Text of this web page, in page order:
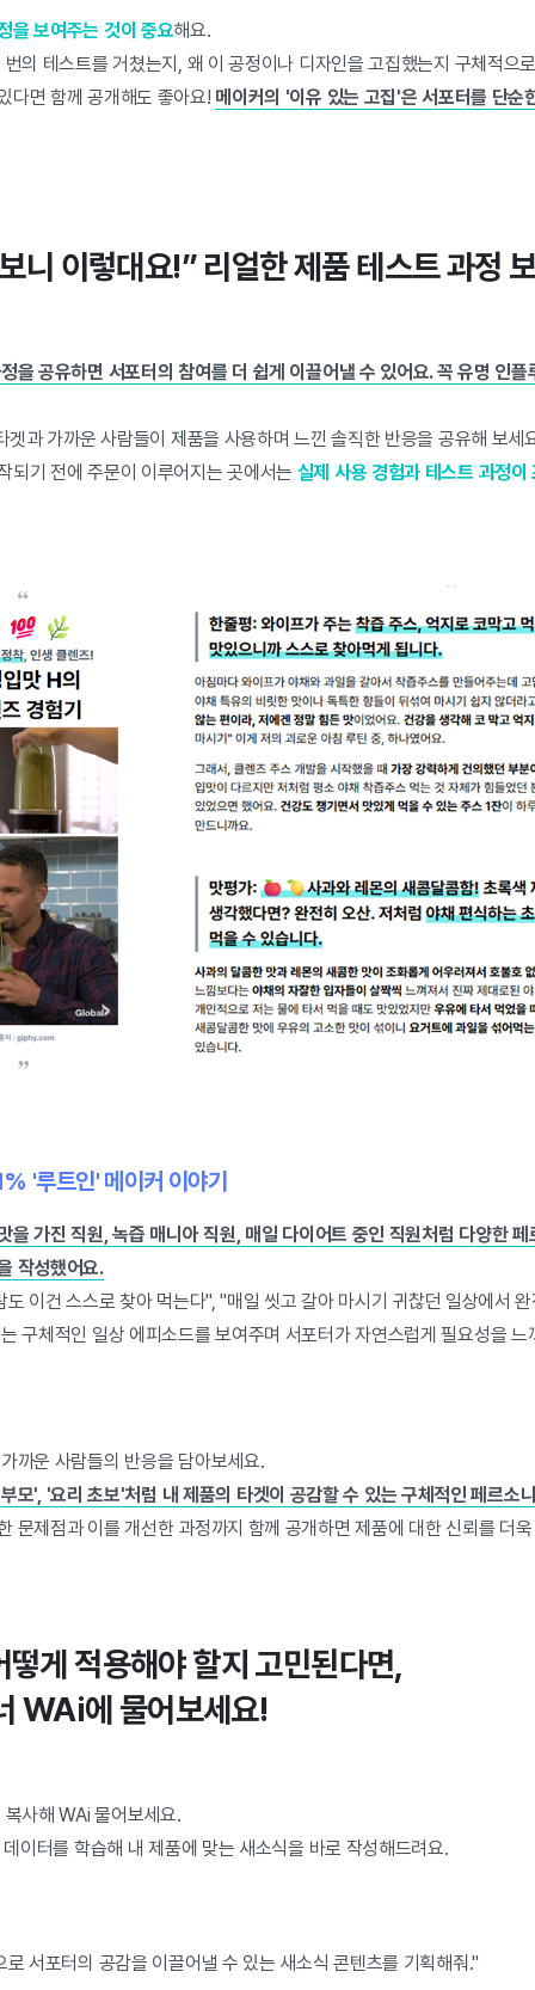
을 보여주는 것이 중요해요.
의 테스트를 거쳤는지, 왜 이 공정이나 디자인을 고집했는지 구체적으
다면 함께 공개해도 좋아요! 메이커의 '이유 있는 고집'은 서포터를 단순
니 이렇대요!” 리얼한 제품 테스트 과정
을 공유하면 서포터의 참여를 더 쉽게 이끌어낼 수 있어요. 꼭 유명 인
겟과 가까운 사람들이 제품을 사용하며 느낀 솔직한 반응을 공유해 보세
되기 전에 주문이 이루어지는 곳에서는 실제 사용 경험과 테스트 과정
'루트인' 메이커 이야기
을 가진 직원, 녹즙 매니아 직원, 매일 다이어트 중인 직원처럼 다양한
작성했어요.
이건 스스로 찾아 먹는다", "매일 씻고 갈아 마시기 귀찮던 일상에서
구체적인 일상 에피소드를 보여주며 서포터가 자연스럽게 필요성을 느
까운 사람들의 반응을 담아보세요.
모', '요리 초보'처럼 내 제품의 타겟이 공감할 수 있는 구체적인 페르소
문제점과 이를 개선한 과정까지 함께 공개하면 제품에 대한 신뢰를 더
게 적용해야 할지 고민된다면,
WAi에 물어보세요!
사해 WAi 물어보세요.
이터를 학습해 내 제품에 맞는 새소식을 바로 작성해드려요.
서포터의 공감을 이끌어낼 수 있는 새소식 콘텐츠를 기획해줘."